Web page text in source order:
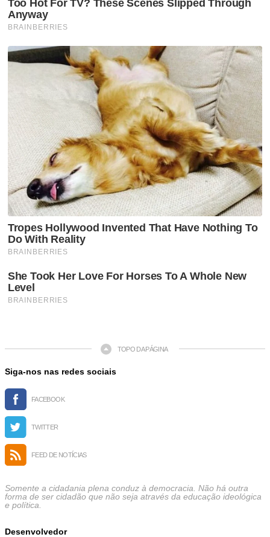
TOPO DA PÁGINA
Siga-nos nas redes sociais
FACEBOOK
TWITTER
FEED DE NOTÍCIAS
Somente a cidadania plena conduz à democracia. Não há outra
forma de ser cidadão que não seja através da educação ideológica
e política.
Desenvolvedor